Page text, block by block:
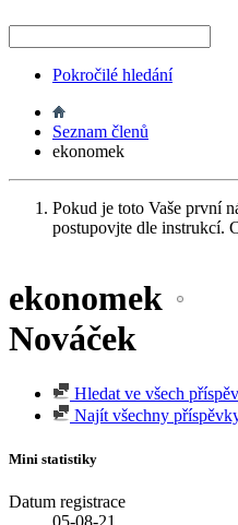
Pokročilé hledání
Seznam členů
ekonomek
Pokud je toto Vaše první
postupovjte dle instrukcí.
ekonomek
Nováček
Hledat ve všech
Najít všechny
Mini statistiky
Datum registrace
05-08-21